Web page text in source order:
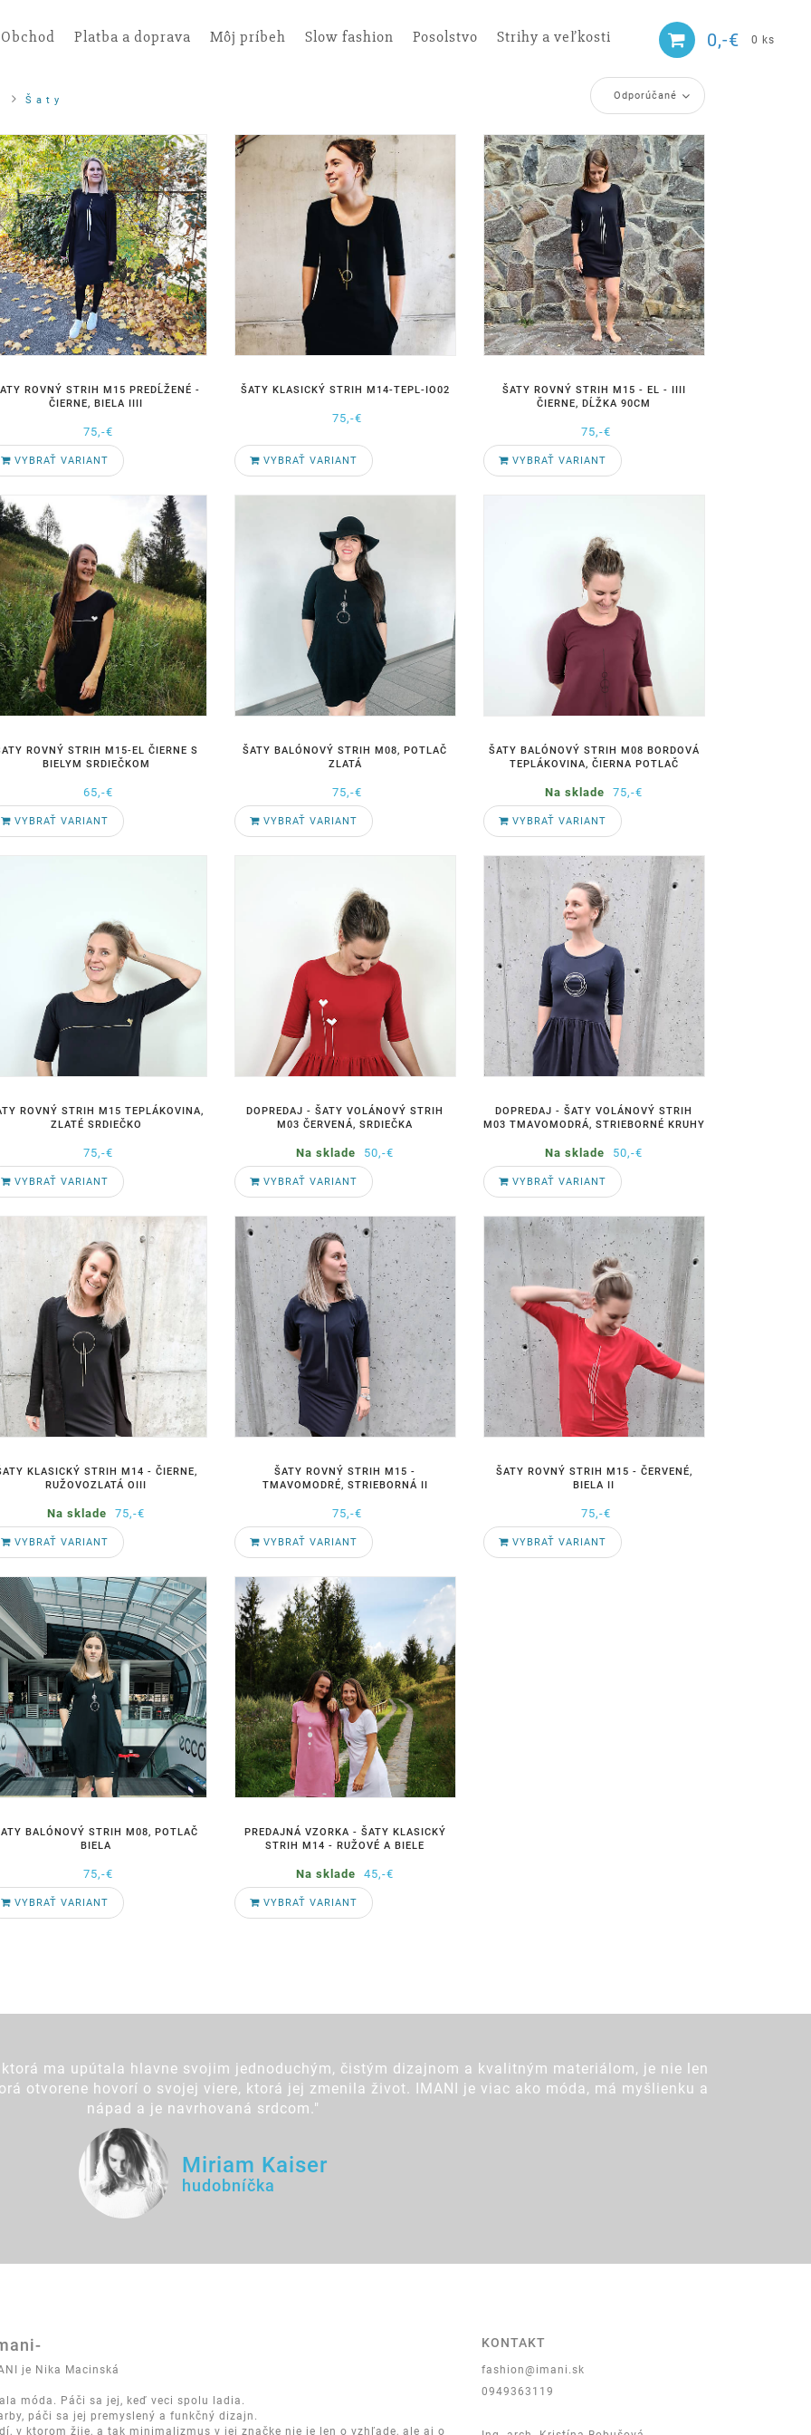
Obchod Platba a doprava Môj príbeh Slow fashion Posolstvo Strihy a veľkosti 0,-€ 0 ks
Š a t y Odporúčané
ROVNÝ STRIH M15 PREDĹŽENÉ -
ČIERNE, BIELA IIII
75,-€
VYBRAŤ VARIANT
ŠATY KLASICKÝ STRIH M14-TEPL-IO02
75,-€
VYBRAŤ VARIANT
ŠATY ROVNÝ STRIH M15 - EL - IIII
ČIERNE, DĹŽKA 90CM
75,-€
VYBRAŤ VARIANT
ROVNÝ STRIH M15-EL ČIERNE S
BIELYM SRDIEČKOM
65,-€
VYBRAŤ VARIANT
ŠATY BALÓNOVÝ STRIH M08, POTLAČ
ZLATÁ
75,-€
VYBRAŤ VARIANT
ŠATY BALÓNOVÝ STRIH M08 BORDOVÁ
TEPLÁKOVINA, ČIERNA POTLAČ
Na sklade 75,-€
VYBRAŤ VARIANT
ROVNÝ STRIH M15 TEPLÁKOVINA,
ZLATÉ SRDIEČKO
75,-€
VYBRAŤ VARIANT
DOPREDAJ - ŠATY VOLÁNOVÝ STRIH
M03 ČERVENÁ, SRDIEČKA
Na sklade 50,-€
VYBRAŤ VARIANT
DOPREDAJ - ŠATY VOLÁNOVÝ STRIH
M03 TMAVOMODRÁ, STRIEBORNÉ KRUHY
Na sklade 50,-€
VYBRAŤ VARIANT
KLASICKÝ STRIH M14 - ČIERNE,
RUŽOVOZLATÁ OIII
Na sklade 75,-€
VYBRAŤ VARIANT
ŠATY ROVNÝ STRIH M15 -
TMAVOMODRÉ, STRIEBORNÁ II
75,-€
VYBRAŤ VARIANT
ŠATY ROVNÝ STRIH M15 - ČERVENÉ,
BIELA II
75,-€
VYBRAŤ VARIANT
BALÓNOVÝ STRIH M08, POTLAČ
BIELA
75,-€
VYBRAŤ VARIANT
PREDAJNÁ VZORKA - ŠATY KLASICKÝ
STRIH M14 - RUŽOVÉ A BIELE
Na sklade 45,-€
VYBRAŤ VARIANT
ma upútala hlavne svojim jednoduchým, čistým dizajnom a kvalitným materiálom, je nie len
otvorene hovorí o svojej viere, ktorá jej zmenila život. IMANI je viac ako móda, má myšlienku a
nápad a je navrhovaná srdcom."
Miriam Kaiser
hudobníčka
je Nika Macinská
móda. Páči sa jej, keď veci spolu ladia.
páči sa jej premyslený a funkčný dizajn.
v ktorom žije, a tak minimalizmus v jej značke nie je len o vzhľade, ale aj o
KONTAKT
fashion@imani.sk
0949363119